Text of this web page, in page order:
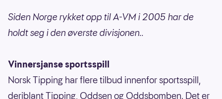
Siden Norge rykket opp til A-VM i 2005 har de
holdt seg i den øverste divisjonen..
Vinnersjanse sportsspill
Norsk Tipping har flere tilbud innenfor sportsspill,
deriblant Tipping, Oddsen og Oddsbomben. Det er